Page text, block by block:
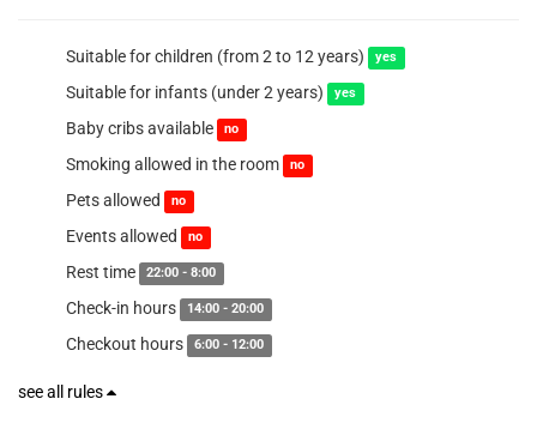
Suitable for children (from 2 to 12 years) yes
Suitable for infants (under 2 years) yes
Baby cribs available no
Smoking allowed in the room no
Pets allowed no
Events allowed no
Rest time 22:00 - 8:00
Check-in hours 14:00 - 20:00
Checkout hours 6:00 - 12:00
see all rules